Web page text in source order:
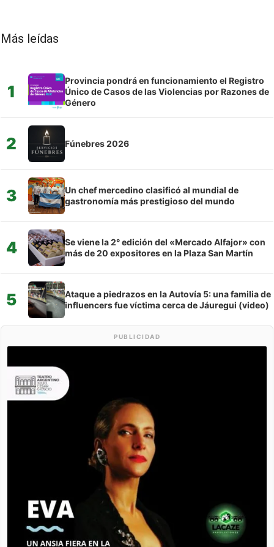
Más leídas
1
Provincia pondrá en funcionamiento el Registro
Único de Casos de las Violencias por Razones de
Género
2 Fúnebres 2026
3
Un chef mercedino clasificó al mundial de
gastronomía más prestigioso del mundo
4
Se viene la 2° edición del «Mercado Alfajor» con
más de 20 expositores en la Plaza San Martín
5
Ataque a piedrazos en la Autovía 5: una familia de
influencers fue víctima cerca de Jáuregui (video)
PUBLICIDAD